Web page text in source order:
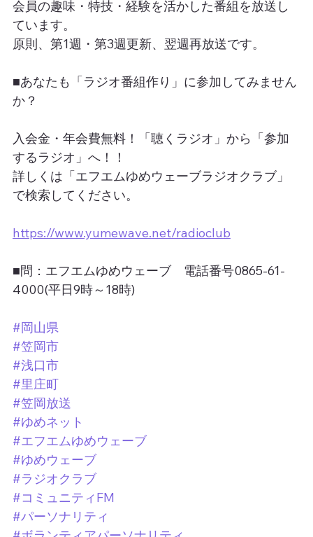
会員の趣味・特技・経験を活かした番組を放送し
ています。
原則、第1週・第3週更新、翌週再放送です。
■あなたも「ラジオ番組作り」に参加してみません
か？
入会金・年会費無料！「聴くラジオ」から「参加
するラジオ」へ！！
詳しくは「エフエムゆめウェーブラジオクラブ」
で検索してください。
https://www.yumewave.net/radioclub
■問：エフエムゆめウェーブ　電話番号0865-61-
4000(平日9時～18時)
#岡山県
#笠岡市
#浅口市
#里庄町
#笠岡放送
#ゆめネット
#エフエムゆめウェーブ
#ゆめウェーブ
#ラジオクラブ
#コミュニティFM
#パーソナリティ